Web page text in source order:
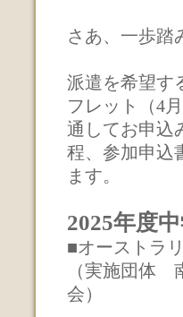
さあ、一歩踏
派遣を希望す
フレット（4
通してお申込
程、参加申込
ます。
2025年度
■オーストラ
（実施団体
会）